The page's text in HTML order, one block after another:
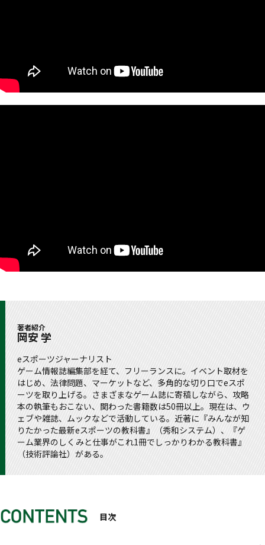
著者紹介
岡安 学
eスポーツジャーナリスト
ゲーム情報誌編集部を経て、フリーランスに。イベント取材を
はじめ、法律問題、マーケットなど、多角的な切り口でeスポ
ーツを取り上げる。さまざまなゲーム誌に寄稿しながら、攻略
本の執筆もおこない、関わった書籍数は50冊以上。現在は、ウ
ェブや雑誌、ムックなどで活動している。近著に『みんなが知
りたかった最新eスポーツの教科書』（秀和システム）、『ゲ
ーム業界のしくみと仕事がこれ1冊でしっかりわかる教科書』
（技術評論社）がある。
目次